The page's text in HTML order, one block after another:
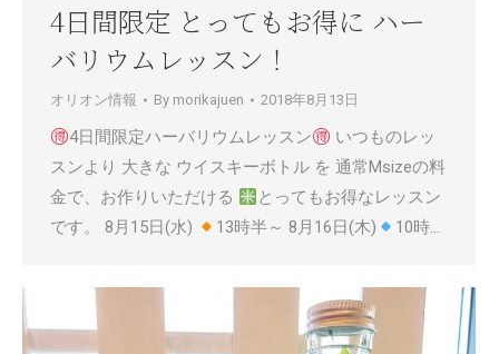
4日間限定 とってもお得に ハー
バリウムレッスン！
オリオン情報 By morikajuen 2018年8月13日
4日間限定ハーバリウムレッスン
いつものレッ
スンより 大きな ウイスキーボトル を 通常Msizeの料
金で、お作りいただける
とってもお得なレッスン
です。 8月15日(水)
13時半～ 8月16日(木) 10時…